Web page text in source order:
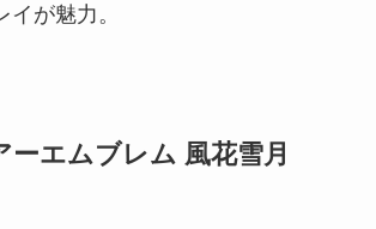
が魅力。
ーエムブレム 風花雪月